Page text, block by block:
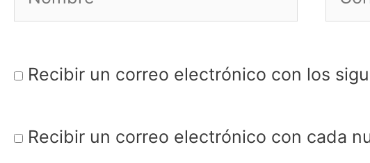
Recibir un correo electrónico con los
Recibir un correo electrónico con cada